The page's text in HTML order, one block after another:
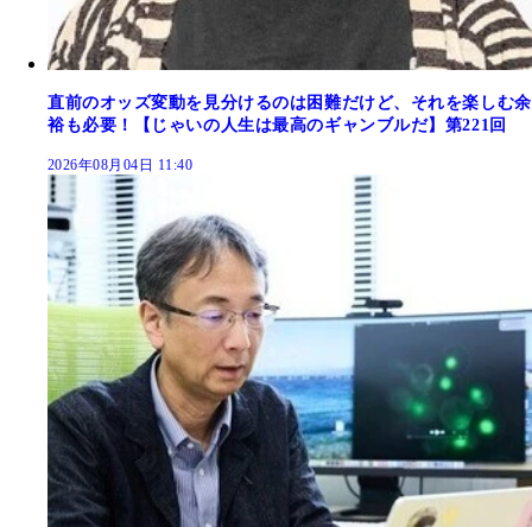
直前のオッズ変動を見分けるのは困難だけど、それを楽しむ余
裕も必要！【じゃいの人生は最高のギャンブルだ】第221回
2026年08月04日 11:40